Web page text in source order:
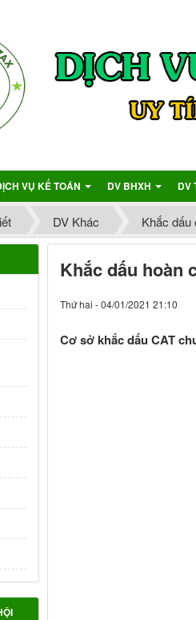
VỤ KẾ TOÁN DV BHXH DV
DV Khác Khắc dấu
Khắc dấu hoàn
Thứ hai - 04/01/2021 21:10
Cơ sở khắc dấu CAT